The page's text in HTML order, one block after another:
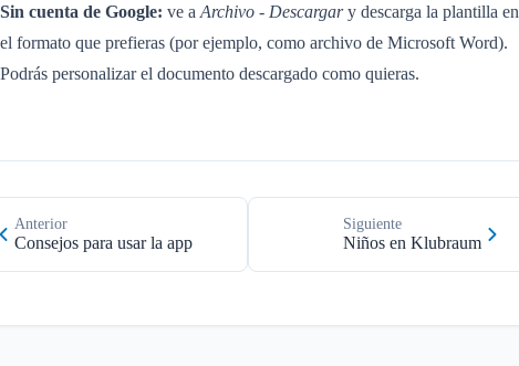
Sin cuenta de Google: ve a Archivo - Descargary descarga la plantilla en
el formato que prefieras (por ejemplo, como archivo de Microsoft Word).
Podrás personalizar el documento descargado como quieras.
Anterior
Consejos para usar la app
Siguiente
Niños en Klubraum